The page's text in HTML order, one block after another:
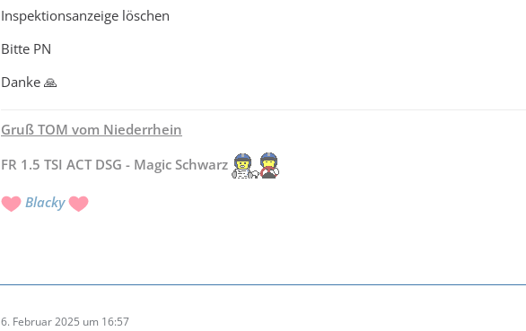
Inspektionsanzeige löschen
Bitte PN
Danke 🙏
Gruß TOM vom Niederrhein
FR 1.5 TSI ACT DSG - Magic Schwarz
Blacky
6. Februar 2025 um 16:57